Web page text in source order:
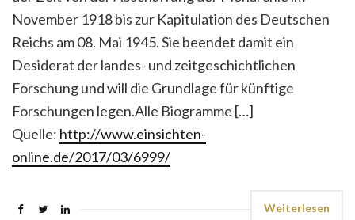
November 1918 bis zur Kapitulation des Deutschen
Reichs am 08. Mai 1945. Sie beendet damit ein
Desiderat der landes- und zeitgeschichtlichen
Forschung und will die Grundlage für künftige
Forschungen legen.Alle Biogramme […]
Quelle: http://www.einsichten-
online.de/2017/03/6999/
Weiterlesen